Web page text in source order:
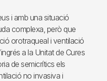
i amb una situació
complexa, però que
orotraqueal i ventilació
a la Unitat de Cures
de semicrítics els
no invasiva i